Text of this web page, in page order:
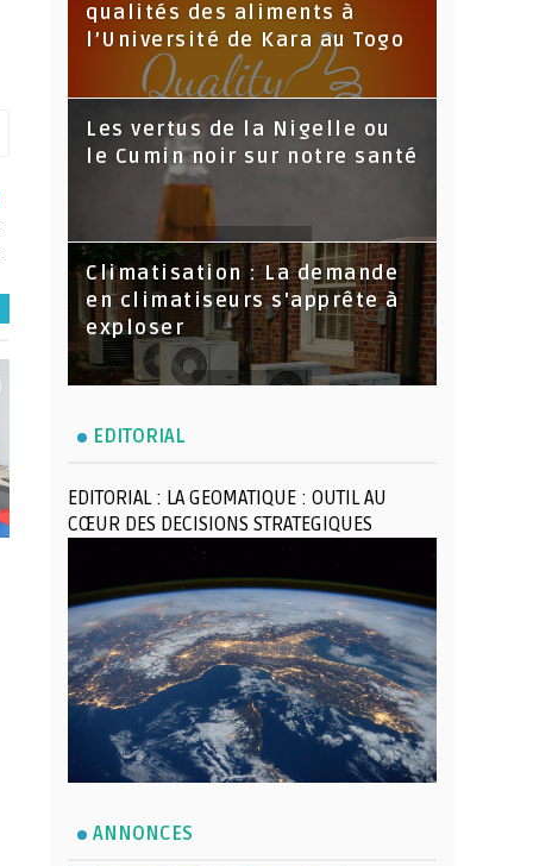
qualités des aliments à
l’Université de Kara au Togo
Les vertus de la Nigelle ou
le Cumin noir sur notre santé
Climatisation : La demande
en climatiseurs s'apprête à
exploser
EDITORIAL
EDITORIAL : LA GEOMATIQUE : OUTIL AU
CŒUR DES DECISIONS STRATEGIQUES
ANNONCES